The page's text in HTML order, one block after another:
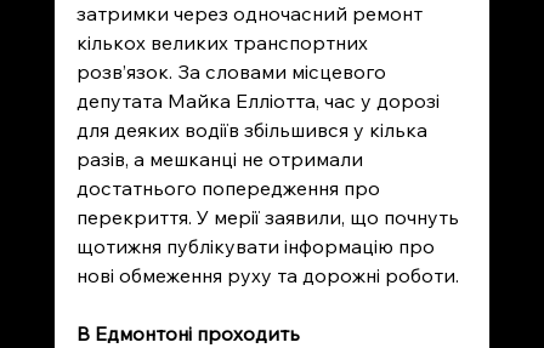
затримки через одночасний ремонт
кількох великих транспортних
розв’язок. За словами місцевого
депутата Майка Елліотта, час у дорозі
для деяких водіїв збільшився у кілька
разів, а мешканці не отримали
достатнього попередження про
перекриття. У мерії заявили, що почнуть
щотижня публікувати інформацію про
нові обмеження руху та дорожні роботи.
В Едмонтоні проходить